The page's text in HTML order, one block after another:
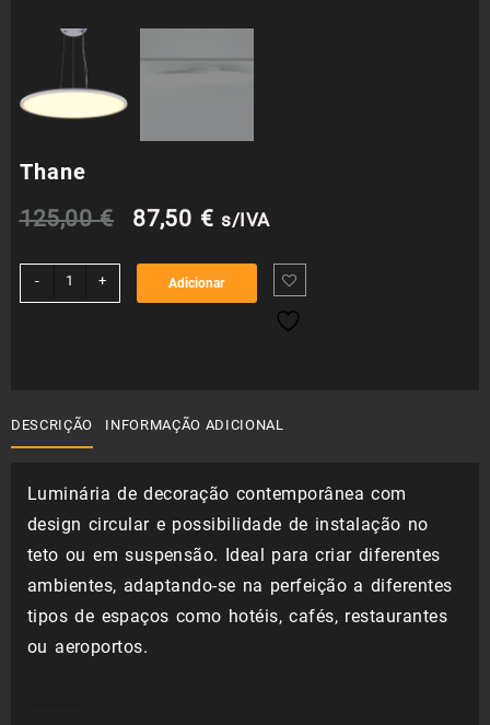
Thane
125,00€
O
preço
original
87,50 €O
preço
atual
s/IVA
-
Quantidade
+ Adicionar
DESCRIÇÃO INFORMAÇÃO ADICIONAL
Luminária de decoração contemporânea com
design circular e possibilidade de instalação no
teto ou em suspensão. Ideal para criar diferentes
ambientes, adaptando-se na perfeição a diferentes
tipos de espaços como hotéis, cafés, restaurantes
ou aeroportos.